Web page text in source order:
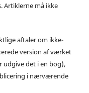
Artiklerne må ikke
aftaler om ikke-
version af værket
udgive det i en bog),
i nærværende